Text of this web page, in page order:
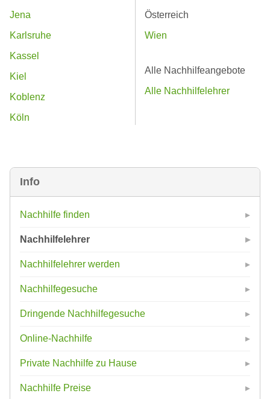
Info
Nachhilfe finden
Nachhilfelehrer
Nachhilfelehrer werden
Nachhilfegesuche
Dringende Nachhilfegesuche
Online-Nachhilfe
Private Nachhilfe zu Hause
Nachhilfe Preise
Jena
Karlsruhe
Kassel
Kiel
Koblenz
Köln
Österreich
Wien
Alle Nachhilfeangebote
Alle Nachhilfelehrer